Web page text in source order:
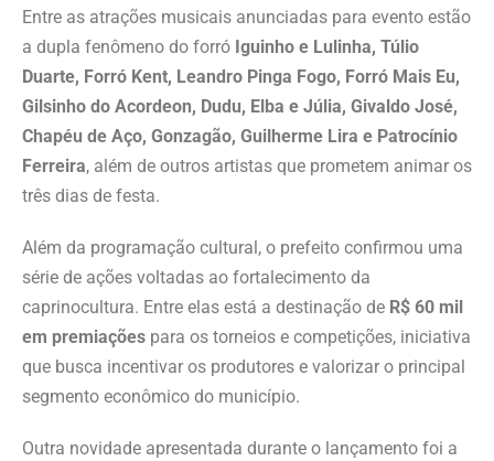
Entre as atrações musicais anunciadas para evento estão
a dupla fenômeno do forró Iguinho e Lulinha, Túlio
Duarte, Forró Kent, Leandro Pinga Fogo, Forró Mais Eu,
Gilsinho do Acordeon, Dudu, Elba e Júlia, Givaldo José,
Chapéu de Aço, Gonzagão, Guilherme Lira e Patrocínio
Ferreira, além de outros artistas que prometem animar os
três dias de festa.
Além da programação cultural, o prefeito confirmou uma
série de ações voltadas ao fortalecimento da
caprinocultura. Entre elas está a destinação de R$ 60 mil
em premiações para os torneios e competições, iniciativa
que busca incentivar os produtores e valorizar o principal
segmento econômico do município.
Outra novidade apresentada durante o lançamento foi a